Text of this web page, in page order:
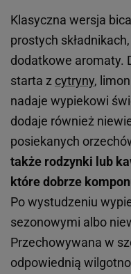
Klasyczna wersja
prostych
dodatkowe aromaty.
starta z cytryny,
nadaje wypiekowi
dodaje również
posiekanych
także rodzynki lub
które dobrze
Po wystudzeniu
sezonowymi albo
Przechowywana w
odpowiednią